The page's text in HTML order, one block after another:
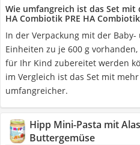
Wie umfangreich ist das Set
HA Combiotik PRE HA
In der Verpackung mit der
Einheiten zu je 600 g
für Ihr Kind zubereitet werden
im Vergleich ist das Set mit
umfangreicher.
Hipp Mini-Pasta mit
Buttergemüse